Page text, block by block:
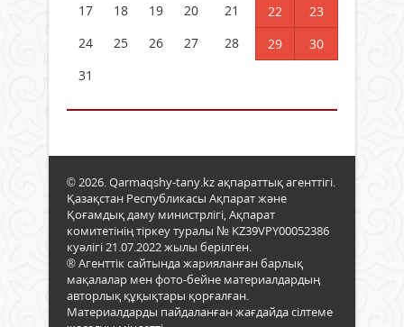
17
18 19 20 21 22
23
24
25 26 27 28 29
30
31
© 2026. Qarmaqshy-tany.kz ақпараттық агенттігі.
Қазақстан Республикасы Ақпарат және
Қоғамдық даму министрлігі, Ақпарат
комитетінің тіркеу туралы № KZ39VPY00052386
куәлігі 21.07.2022 жылы берілген.
® Агенттік сайтында жарияланған барлық
мақалалар мен фото-бейне материалдардың
авторлық құқықтары қорғалған.
Материалдарды пайдаланған жағдайда сілтеме